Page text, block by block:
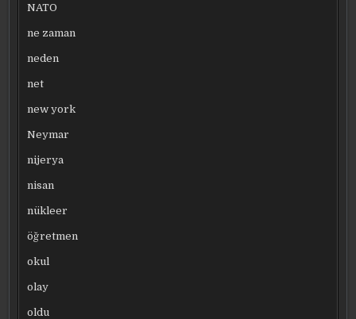
NATO
ne zaman
neden
net
new york
Neymar
nijerya
nisan
nükleer
öğretmen
okul
olay
oldu